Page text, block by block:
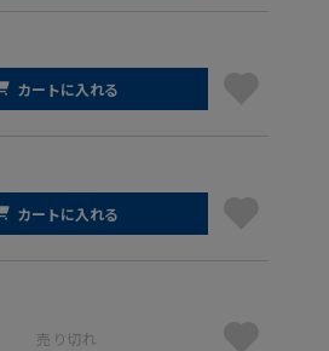
カートに入れる
カートに入れる
売り切れ